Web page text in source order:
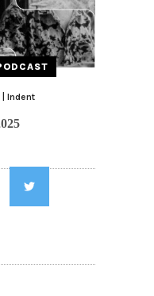
| Indent